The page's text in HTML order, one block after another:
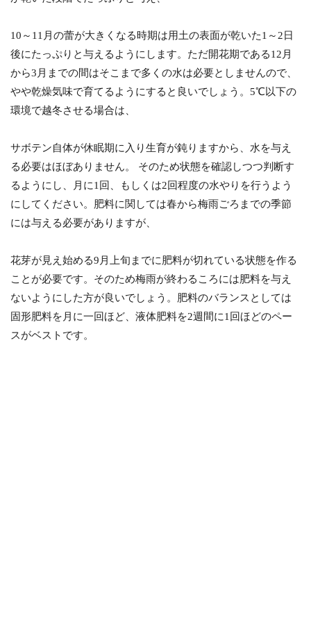
10～11月の蕾が大きくなる時期は用土の表面が乾いた1～2日
後にたっぷりと与えるようにします。ただ開花期である12月
から3月までの間はそこまで多くの水は必要としませんので、
やや乾燥気味で育てるようにすると良いでしょう。5℃以下の
環境で越冬させる場合は、
サボテン自体が休眠期に入り生育が鈍りますから、水を与え
る必要はほぼありません。 そのため状態を確認しつつ判断す
るようにし、月に1回、もしくは2回程度の水やりを行うよう
にしてください。肥料に関しては春から梅雨ごろまでの季節
には与える必要がありますが、
花芽が見え始める9月上旬までに肥料が切れている状態を作る
ことが必要です。そのため梅雨が終わるころには肥料を与え
ないようにした方が良いでしょう。肥料のバランスとしては
固形肥料を月に一回ほど、液体肥料を2週間に1回ほどのペー
スがベストです。